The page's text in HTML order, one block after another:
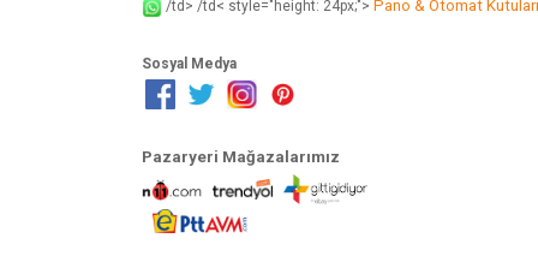
/td> /td< style="height: 24px;"> Pano & Otomat Kutuları
Sosyal Medya
Pazaryeri Mağazalarımız